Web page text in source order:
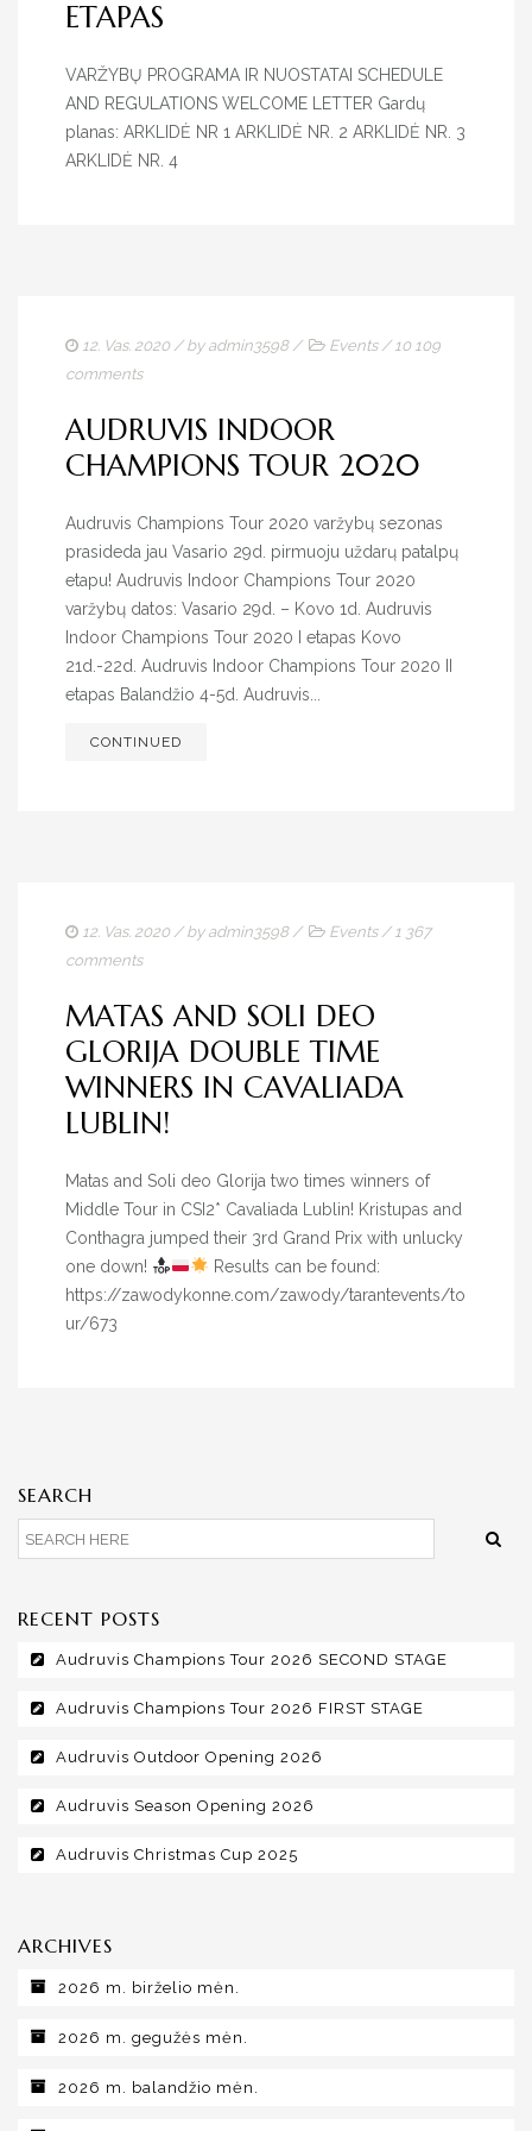
ETAPAS
VARŽYBŲ PROGRAMA IR NUOSTATAI SCHEDULE
AND REGULATIONS WELCOME LETTER Gardų
planas: ARKLIDĖ NR 1 ARKLIDĖ NR. 2 ARKLIDĖ NR. 3
ARKLIDĖ NR. 4
12. Vas. 2020 / by admin3598/ Events/ 10 109
comments
AUDRUVIS INDOOR
CHAMPIONS TOUR 2020
Audruvis Champions Tour 2020 varžybų sezonas
prasideda jau Vasario 29d. pirmuoju uždarų patalpų
etapu! Audruvis Indoor Champions Tour 2020
varžybų datos: Vasario 29d. – Kovo 1d. Audruvis
Indoor Champions Tour 2020 I etapas Kovo
21d.-22d. Audruvis Indoor Champions Tour 2020 II
etapas Balandžio 4-5d. Audruvis...
CONTINUED
12. Vas. 2020 / by admin3598/ Events/ 1 367
comments
MATAS AND SOLI DEO
GLORIJA DOUBLE TIME
WINNERS IN CAVALIADA
LUBLIN!
Matas and Soli deo Glorija two times winners of
Middle Tour in CSI2* Cavaliada Lublin! Kristupas and
Conthagra jumped their 3rd Grand Prix with unlucky
one down!
Results can be found:
https://zawodykonne.com/zawody/tarantevents/to
ur/673
SEARCH
RECENT POSTS
Audruvis Champions Tour 2026 SECOND STAGE
Audruvis Champions Tour 2026 FIRST STAGE
Audruvis Outdoor Opening 2026
Audruvis Season Opening 2026
Audruvis Christmas Cup 2025
ARCHIVES
2026 m. birželio mėn.
2026 m. gegužės mėn.
2026 m. balandžio mėn.